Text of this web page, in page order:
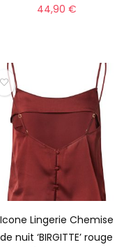
44,90 €
Icone Lingerie Chemise
de nuit ‘BIRGITTE’ rouge